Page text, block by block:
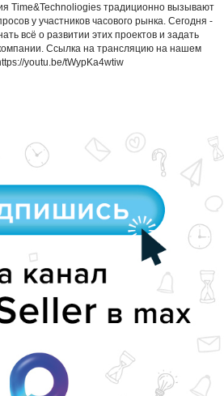
Time&Technoliogies традиционно вызывают
у участников часового рынка. Сегодня -
всё о развитии этих проектов и задать
Ссылка на трансляцию на нашем
youtu.be/tWypKa4wtiw